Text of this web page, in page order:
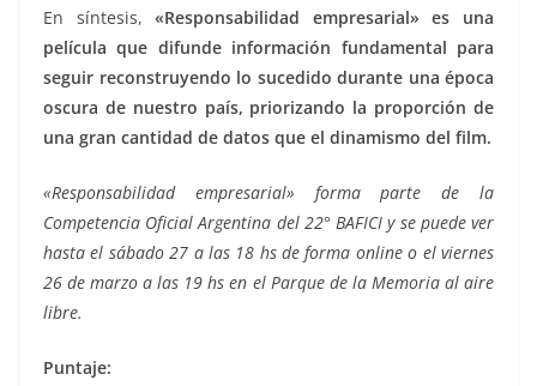
En síntesis,«Responsabilidad empresarial» es una
película que difunde información fundamental para
seguir reconstruyendo lo sucedido durante una época
oscura de nuestro país, priorizando la proporción de
una gran cantidad de datos que el dinamismo del film.
«Responsabilidad empresarial» forma parte de la
Competencia Oficial Argentina del 22° BAFICI y se puede ver
hasta el sábado 27 a las 18 hs de forma online o el viernes
26 de marzo a las 19 hs en el Parque de la Memoria al aire
libre.
Puntaje: